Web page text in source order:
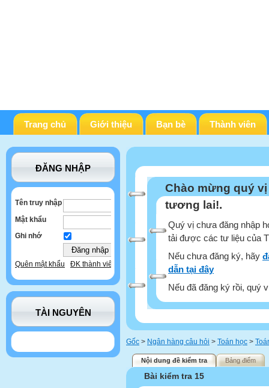
Trang chủ Giới thiệu Bạn bè Thành viên
ĐĂNG NHẬP
Tên truy nhập
Mật khẩu
Ghi nhớ
Quên mật khẩu ĐK thành viên
TÀI NGUYÊN
Chào mừng quý
tương lai!.
Quý vị chưa đăng nhập
tải được các tư liệu của
Nếu chưa đăng ký, hãy
dẫn tại đây
Nếu đã đăng ký rồi, quý
Gốc > Ngân hàng câu hỏi > Toán học >
Nội dung đề kiểm tra Bảng điểm
Bài kiểm tra 15